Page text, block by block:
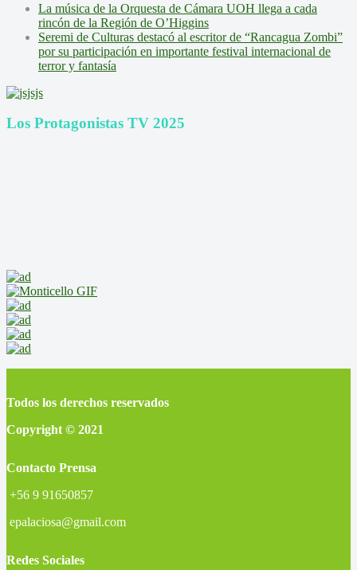
La música de la Orquesta de Cámara UOH llega a cada
rincón de la Región de O’Higgins
Seremi de Culturas destacó al escritor de “Rancagua Zombi”
por su participación en importante festival internacional de
terror y fantasía
Los Protagonistas TV 2025
Todos los derechos reservados
Copyright © 2021
Contacto Prensa
+56 9 91650857
epalaciosa@gmail.com
Redes Sociales